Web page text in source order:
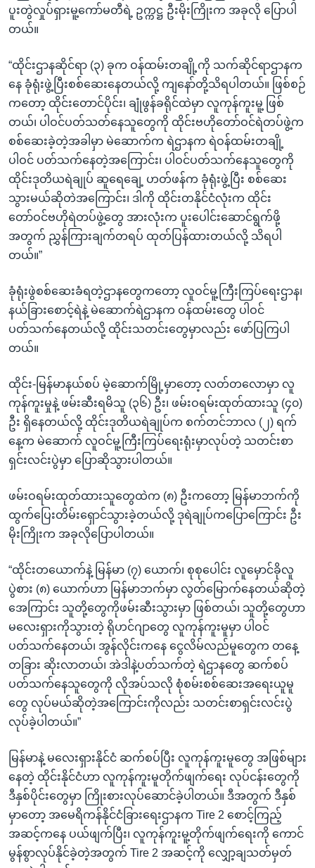
ပူးတွဲလှုပ်ရှားမူ့ကော်မတီရဲ့ ဥက္ကဋ္ဌ ဦးမိုးကြိုးက အခုလို ပြောပါ
တယ်။
“ထိုင်းဌာနဆိုင်ရာ (၃) ခုက ဝန်ထမ်းတချို့ကို သက်ဆိုင်ရာဌာနက
နေ ခုံရုံးဖွဲ့ပြီးစစ်ဆေးနေတယ်လို့ ကျနော်တို့သိရပါတယ်။ ဖြစ်စဉ်
ကတော့ ထိုင်းတောင်ပိုင်း၊ ချုံဖွန်ခရိုင်ထဲမှာ လူကုန်ကူးမူ့ ဖြစ်
တယ်၊ ပါဝင်ပတ်သတ်နေသူတွေကို ထိုင်းဗဟိုတော်ဝင်ရဲတပ်ဖွဲ့က
စစ်ဆေးခဲ့တဲ့အခါမှာ မဲဆောက်က ရဲဌာနက ရဲဝန်ထမ်းတချို့
ပါဝင် ပတ်သက်နေတဲ့အကြောင်း၊ ပါဝင်ပတ်သက်နေသူတွေကို
ထိုင်းဒုတိယရဲချုပ် ဆူရေချေ့ ဟတ်ဖန်က ခုံရုံးဖွဲ့ပြီး စစ်ဆေး
သွားမယ်ဆိုတဲအကြောင်း၊ ဒါကို ထိုင်းတနိုင်ငံလုံးက ထိုင်း
တော်ဝင်ဗဟိုရဲတပ်ဖွဲ့တွေ အားလုံးက ပူးပေါင်းဆောင်ရွက်ဖို့
အတွက် ညွှန်ကြားချက်တရပ် ထုတ်ပြန်ထားတယ်လို့ သိရပါ
တယ်။”
ခုံရုံးဖွဲစစ်ဆေးခံရတဲ့ဌာနတွေကတော့ လူဝင်မူ့ကြီးကြပ်ရေးဌာန၊
နယ်ခြားစောင့်ရဲနဲ့ မဲဆောက်ရဲဌာနက ဝန်ထမ်းတွေ ပါဝင်
ပတ်သက်နေတယ်လို့ ထိုင်းသတင်းတွေမှာလည်း ဖော်ပြကြပါ
တယ်။
ထိုင်း-မြန်မာနယ်စပ် မဲ့ဆောက်မြို့မှာတော့ လတ်တလောမှာ လူ
ကုန်ကူးမှုနဲ့ ဖမ်းဆီးရမိသူ (၃၆) ဦး၊ ဖမ်းဝရမ်းထုတ်ထားသူ (၄၀)
ဦး ရှိနေတယ်လို့ ထိုင်းဒုတိယရဲချုပ်က စက်တင်ဘာလ (၂) ရက်
နေ့က မဲဆောက် လူဝင်မူ့ကြီးကြပ်ရေးရုံးမှာလုပ်တဲ့ သတင်းစာ
ရှင်းလင်းပွဲမှာ ပြောဆိုသွားပါတယ်။
ဖမ်းဝရမ်းထုတ်ထားသူတွေထဲက (၈) ဦးကတော့ မြန်မာဘက်ကို
ထွက်ပြေးတိမ်းရှောင်သွားခဲ့တယ်လို့ ဒုရဲချုပ်ကပြောကြောင်း ဦး
မိုးကြိုးက အခုလိုပြောပါတယ်။
“ထိုင်းတယောက်နဲ့ မြန်မာ (၇) ယောက်၊ စုစုပေါင်း လူမှောင်ခိုလူ
ပွဲစား (၈) ယောက်ဟာ မြန်မာဘက်မှာ လွတ်မြောက်နေတယ်ဆိုတဲ့
အေကြာင်း သူတို့တွေကိုဖမ်းဆီးသွားမှာ ဖြစ်တယ်၊ သူတို့တွေဟာ
မလေးရှားကိုသွားတဲ့ ရိုဟင်ဂျာတွေ လူကုန်ကူးမူမှာ ပါဝင်
ပတ်သက်နေတယ်၊ အွန်လိုင်းကနေ ငွေလိမ်လည်မူတွေက တနေ့
တခြား ဆိုးလာတယ်၊ အဲဒါနဲ့ပတ်သက်တဲ့ ရဲဌာနတွေ ဆက်စပ်
ပတ်သက်နေသူတွေကို လိုအပ်သလို စုံစမ်းစစ်ဆေးအရေးယူမူ
တွေ လုပ်မယ်ဆိုတဲ့အကြောင်းကိုလည်း သတင်းစာရှင်းလင်းပွဲ
လုပ်ခဲ့ပါတယ်။”
မြန်မာနဲ့ မလေးရှားနိုင်ငံ ဆက်စပ်ပြီး လူကုန်ကူးမူတွေ အဖြစ်များ
နေတဲ့ ထိုင်းနိုင်ငံဟာ လူကုန်ကူးမူတိုက်ဖျက်ရေး လုပ်ငန်းတွေကို
ဒီနှစ်ပိုင်းတွေမှာ ကြိုးစားလုပ်ဆောင်ခဲ့ပါတယ်။ ဒီအတွက် ဒီနှစ်
မှာတော့ အမေရိကန်နိုင်ငံခြားရေးဌာနက Tire 2 စောင့်ကြည့်
အဆင့်ကနေ ပယ်ဖျက်ပြီး၊ လူကုန်ကူးမူ့တိုက်ဖျက်ရေးကို ကောင်
မွန်စွာလုပ်နိုင်ခဲ့တဲ့အတွက် Tire 2 အဆင့်ကို လျှော့ချသတ်မှတ်